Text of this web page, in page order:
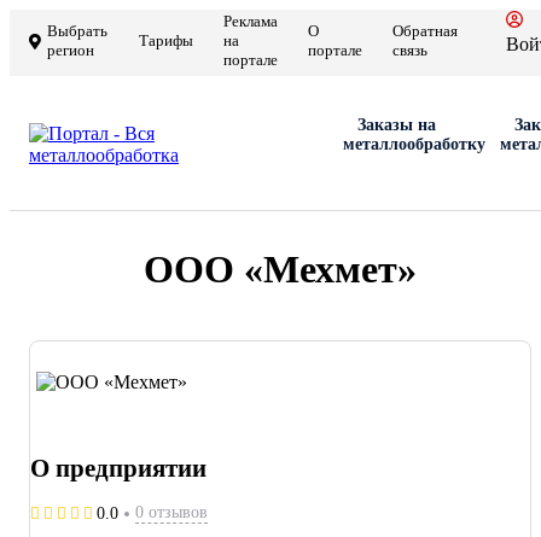
Выбрать
регион
Тарифы
Реклама
на
портале
О
портале
Обратная
связь
Заказы на
металлообработку
ООО «Мехмет»
О предприятии
0.0
0 отзывов